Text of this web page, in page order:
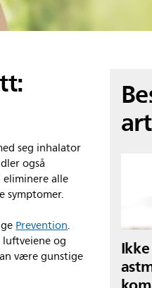
seg inhalator
også
alle
symptomer.
Prevention.
og
være gunstige